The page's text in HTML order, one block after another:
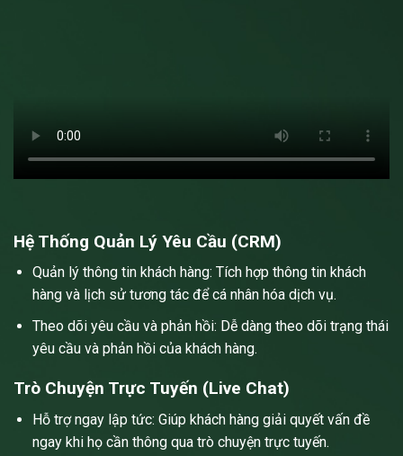
Hệ Thống Quản Lý Yêu Cầu (CRM)
Quản lý thông tin khách hàng: Tích hợp thông tin khách
hàng và lịch sử tương tác để cá nhân hóa dịch vụ.
Theo dõi yêu cầu và phản hồi: Dễ dàng theo dõi trạng thái
yêu cầu và phản hồi của khách hàng.
Trò Chuyện Trực Tuyến (Live Chat)
Hỗ trợ ngay lập tức: Giúp khách hàng giải quyết vấn đề
ngay khi họ cần thông qua trò chuyện trực tuyến.